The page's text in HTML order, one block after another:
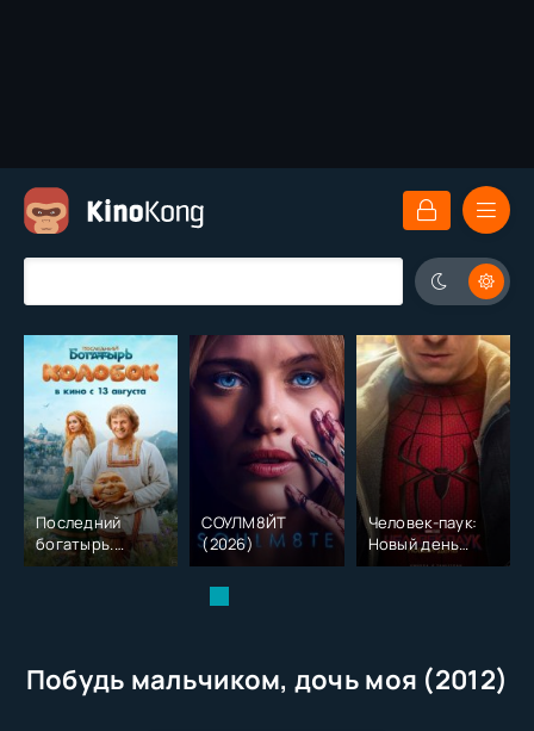
Последний
богатырь.
Колобок (2026)
СОУЛМ8ЙТ
(2026)
Человек-паук:
Новый день
(2026)
Побудь мальчиком, дочь моя (2012)